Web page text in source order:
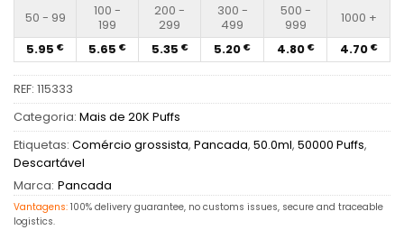
50 - 99
100 -
199
200 -
299
300 -
499
500 -
999
1000 +
5.95 € 5.65 € 5.35 € 5.20 € 4.80 € 4.70 €
REF: 115333
Categoria: Mais de 20K Puffs
Etiquetas: Comércio grossista, Pancada, 50.0ml, 50000 Puffs,
Descartável
Marca: Pancada
Vantagens: 100% delivery guarantee, no customs issues, secure and traceable
logistics.